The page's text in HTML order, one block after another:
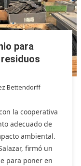
para
Bettendorff
la cooperativa
adecuado de
ambiental.
firmó un
para poner en